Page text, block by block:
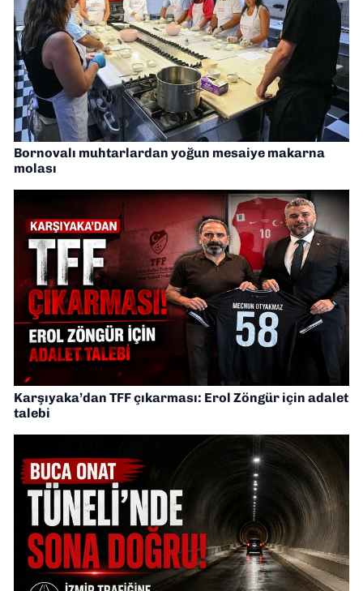
Bornovalı muhtarlardan yoğun mesaiye makarna
molası
Karşıyaka’dan TFF çıkarması: Erol Zöngür için adalet
talebi